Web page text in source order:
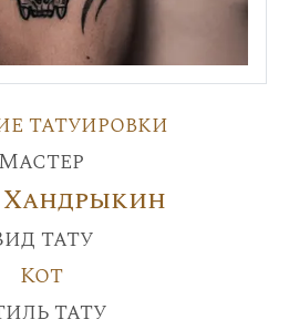
татуировки
Мастер
тату
Кот
тату